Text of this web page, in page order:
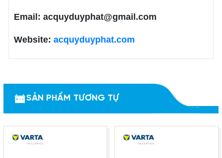
Email: acquyduyphat@gmail.com
Website: acquyduyphat.com
SẢN PHẨM TƯƠNG TỰ